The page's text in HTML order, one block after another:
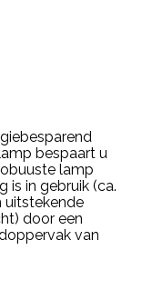
bespaart u
lamp
is in gebruik (ca.
uitstekende
door een
van